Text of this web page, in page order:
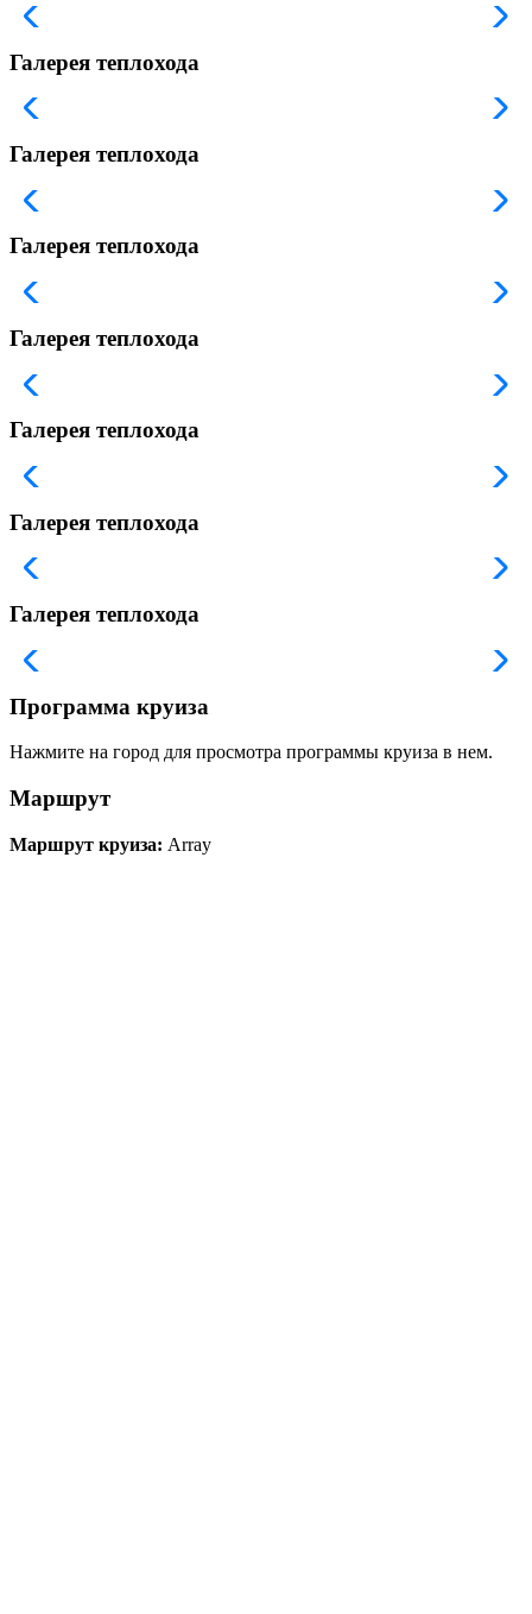
Галерея теплохода
Галерея теплохода
Галерея теплохода
Галерея теплохода
Галерея теплохода
Галерея теплохода
Галерея теплохода
Программа круиза
Нажмите на город для просмотра программы круиза в нем.
Маршрут
Маршрут круиза: Array